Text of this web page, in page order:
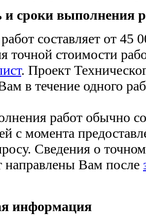
и сроки выполнения
составляет от 45
точной стоимости
. Проект
в течение одного
работ обычно
с момента
Сведения о
направлены Вам после
информация